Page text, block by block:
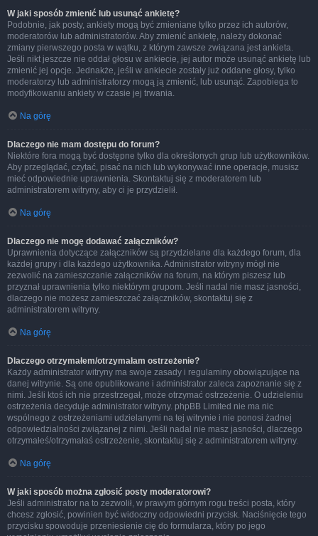
W jaki sposób zmienić lub usunąć ankietę?
Podobnie, jak posty, ankiety mogą być zmieniane tylko przez ich autorów,
moderatorów lub administratorów. Aby zmienić ankietę, należy dokonać
zmiany pierwszego posta w wątku, z którym zawsze związana jest ankieta.
Jeśli nikt jeszcze nie oddał głosu w ankiecie, jej autor może usunąć ankietę lub
zmienić jej opcje. Jednakże, jeśli w ankiecie zostały już oddane głosy, tylko
moderatorzy lub administratorzy mogą ją zmienić, lub usunąć. Zapobiega to
modyfikowaniu ankiety w czasie jej trwania.
Na górę
Dlaczego nie mam dostępu do forum?
Niektóre fora mogą być dostępne tylko dla określonych grup lub użytkowników.
Aby przeglądać, czytać, pisać na nich lub wykonywać inne operacje, musisz
mieć odpowiednie uprawnienia. Skontaktuj się z moderatorem lub
administratorem witryny, aby ci je przydzielił.
Na górę
Dlaczego nie mogę dodawać załączników?
Uprawnienia dotyczące załączników są przydzielane dla każdego forum, dla
każdej grupy i dla każdego użytkownika. Administrator witryny mógł nie
zezwolić na zamieszczanie załączników na forum, na którym piszesz lub
przyznał uprawnienia tylko niektórym grupom. Jeśli nadal nie masz jasności,
dlaczego nie możesz zamieszczać załączników, skontaktuj się z
administratorem witryny.
Na górę
Dlaczego otrzymałem/otrzymałam ostrzeżenie?
Każdy administrator witryny ma swoje zasady i regulaminy obowiązujące na
danej witrynie. Są one opublikowane i administrator zaleca zapoznanie się z
nimi. Jeśli ktoś ich nie przestrzegał, może otrzymać ostrzeżenie. O udzieleniu
ostrzeżenia decyduje administrator witryny. phpBB Limited nie ma nic
wspólnego z ostrzeżeniami udzielanymi na tej witrynie i nie ponosi żadnej
odpowiedzialności związanej z nimi. Jeśli nadal nie masz jasności, dlaczego
otrzymałeś/otrzymałaś ostrzeżenie, skontaktuj się z administratorem witryny.
Na górę
W jaki sposób można zgłosić posty moderatorowi?
Jeśli administrator na to zezwolił, w prawym górnym rogu treści posta, który
chcesz zgłosić, powinien być widoczny odpowiedni przycisk. Naciśnięcie tego
przycisku spowoduje przeniesienie cię do formularza, który po jego